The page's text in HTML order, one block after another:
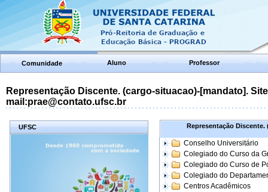
Comunidade Aluno Professor
Representação Discente. (cargo-situacao)-[mandato].
mail:prae@contato.ufsc.br
UFSC Representação Discente.
Conselho Universitário
Colegiado do Curso da
Colegiado do Curso de
Colegiado do
Centros Acadêmicos